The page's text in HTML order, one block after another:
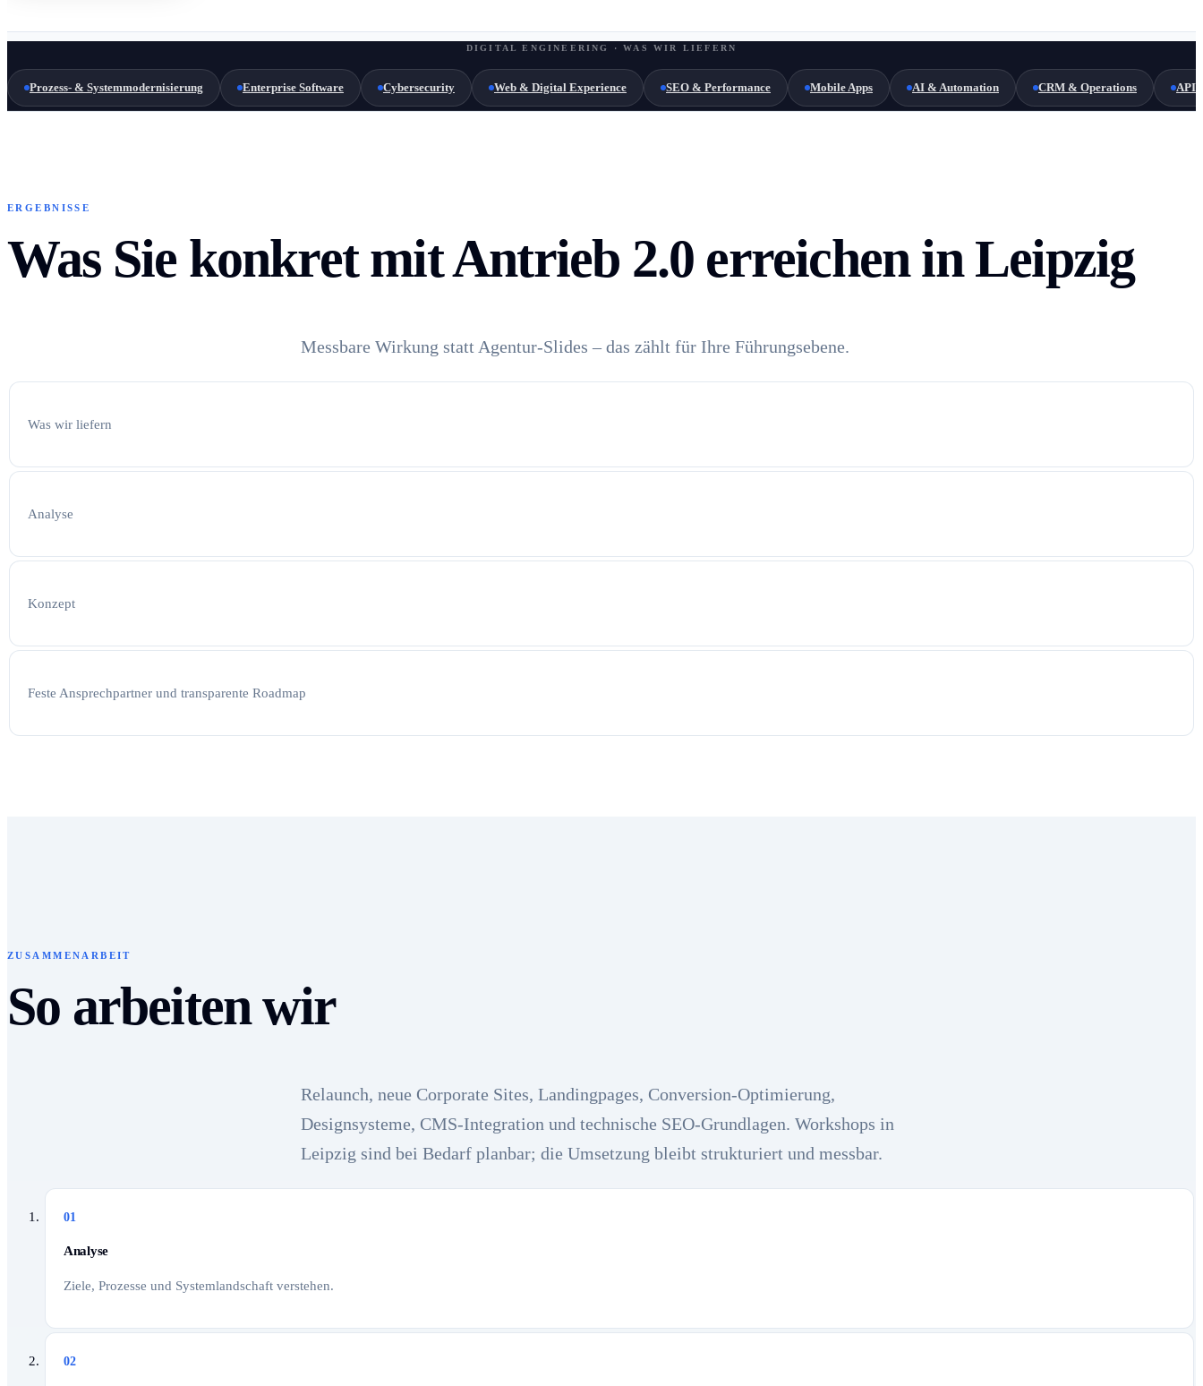
DIGITAL ENGINEERING · WAS WIR LIEFERN
Prozess- & Systemmodernisierung Enterprise Software Cybersecurity Web & Digital Experience SEO & Performance Mobile Apps AI & Automation CRM & Operations API
ERGEBNISSE
Was Sie konkret mit Antrieb 2.0 erreichen in Leipzig
Messbare Wirkung statt Agentur-Slides – das zählt für Ihre Führungsebene.
Was wir liefern
Analyse
Konzept
Feste Ansprechpartner und transparente Roadmap
ZUSAMMENARBEIT
So arbeiten wir
Relaunch, neue Corporate Sites, Landingpages, Conversion-Optimierung,
Designsysteme, CMS-Integration und technische SEO-Grundlagen. Workshops in
Leipzig sind bei Bedarf planbar; die Umsetzung bleibt strukturiert und messbar.
01
Analyse
Ziele, Prozesse und Systemlandschaft verstehen.
02